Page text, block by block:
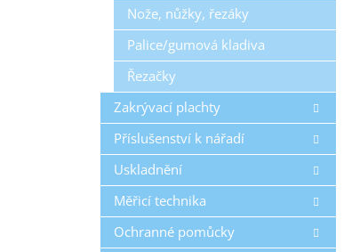
Nože, nůžky, řezáky
Palice/gumová kladiva
Řezačky
Zakrývací plachty
Příslušenství k nářadí
Uskladnění
Měřicí technika
Ochranné pomůcky